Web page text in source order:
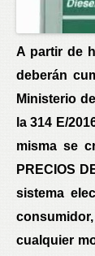
A partir de
deberán
Ministerio
la 314 E/
misma se
PRECIOS
sistema
cualquier